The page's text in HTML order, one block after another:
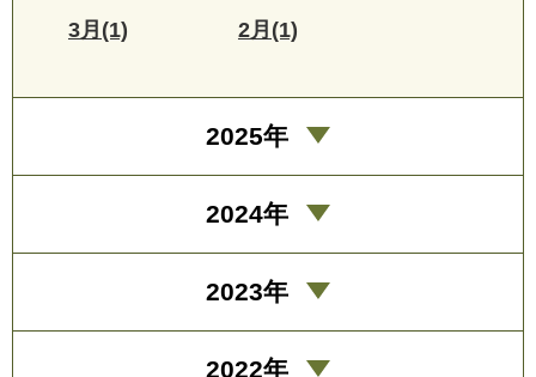
3月(1) 2月(1)
2025年
2024年
2023年
2022年